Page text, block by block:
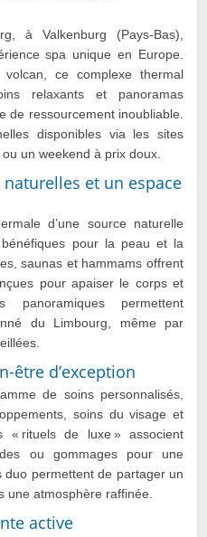
à Valkenburg (Pays-Bas),
spa unique en Europe.
ce complexe thermal
relaxants et panoramas
de ressourcement inoubliable.
disponibles via les sites
un weekend à prix doux.
et un espace
d’une source naturelle
pour la peau et la
saunas et hammams offrent
pour apaiser le corps et
panoramiques permettent
du Limbourg, même par
être d’exception
de soins personnalisés,
soins du visage et
rituels de luxe » associent
ou gommages pour une
permettent de partager un
une atmosphère raffinée.
active